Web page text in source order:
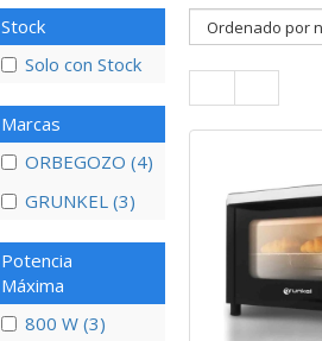
Stock
Solo con Stock
Marcas
ORBEGOZO (4)
GRUNKEL (3)
Potencia
Máxima
800 W (3)